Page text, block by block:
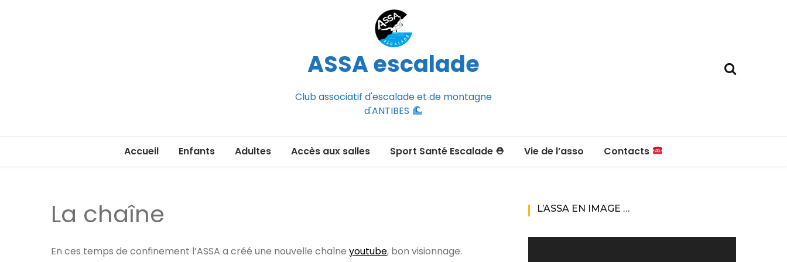
ASSA escalade
Club associatif d'escalade et de montagne
d'ANTIBES
Accueil Enfants Adultes
Je veux passer un
Accès aux salles Sport Santé Escalade ⛑ Vie de l’asso
Contacts
Contacts
La chaîne
En ces temps de confinement l’ASSA a créé une nouvelle chaîne youtube, bon visionnage.
L’ASSA EN IMAGE …